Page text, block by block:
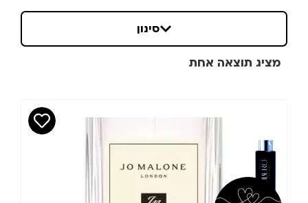
מחיר
₪
מותגים
כמות(מ"ל)
סינון
מציג תוצאה אחת